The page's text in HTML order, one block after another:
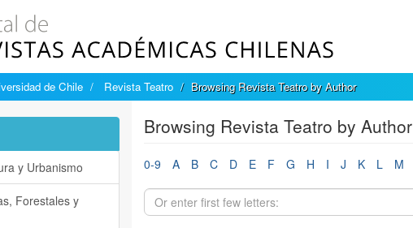
de Chile Revista Teatro Browsing Revista Teatro by Author
Browsing Revista Teatro by Author
0-9 A B C D E F G H I J K L M
y Urbanismo
Forestales y